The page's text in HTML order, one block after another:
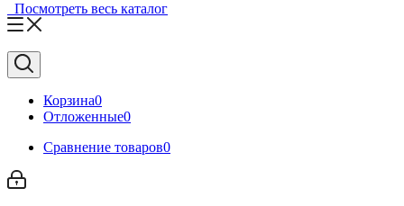
Посмотреть весь каталог
Корзина0
Отложенные0
Сравнение товаров0